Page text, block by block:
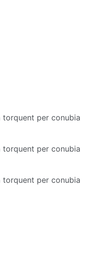
per conubia
per conubia
per conubia